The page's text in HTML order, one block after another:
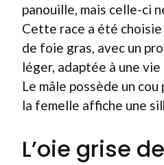
panouille, mais celle-ci
Cette race a été
de foie gras, avec un
léger, adaptée à une vie
Le mâle possède un
la femelle affiche une
L’oie grise